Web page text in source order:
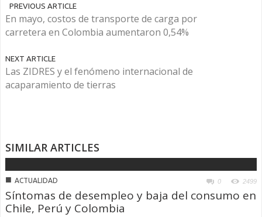
PREVIOUS ARTICLE
En mayo, costos de transporte de carga por
carretera en Colombia aumentaron 0,54%
NEXT ARTICLE
Las ZIDRES y el fenómeno internacional de
acaparamiento de tierras
SIMILAR ARTICLES
■ ACTUALIDAD 0 2499
Síntomas de desempleo y baja del consumo en
Chile, Perú y Colombia